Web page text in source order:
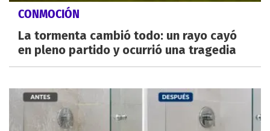
CONMOCIÓN
La tormenta cambió todo: un rayo cayó
en pleno partido y ocurrió una tragedia